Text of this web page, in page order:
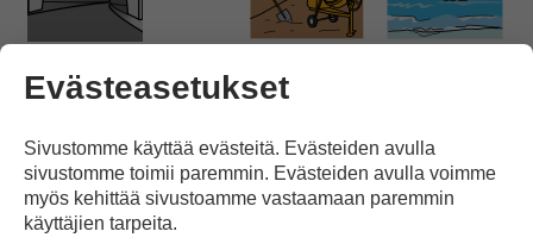
alle.
Evästeasetukset
Sivustomme käyttää evästeitä. Evästeiden avulla
sivustomme toimii paremmin. Evästeiden avulla voimme
myös kehittää sivustoamme vastaamaan paremmin
käyttäjien tarpeita.